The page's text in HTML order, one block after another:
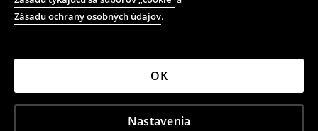
Zásadu ochrany osobných údajov.
Nastavenia
OK